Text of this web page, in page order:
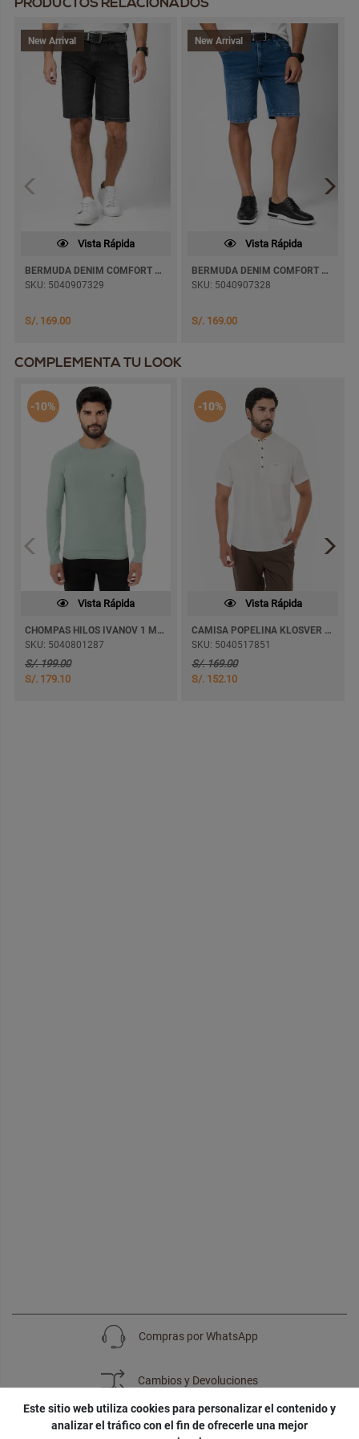
PRODUCTOS RELACIONADOS
New Arrival
Vista Rápida
BERMUDA DENIM COMFORT JAFHET
SKU: 5040907329
S/. 169.00
New Arrival
Vista Rápida
BERMUDA DENIM COMFORT JAFHET
SKU: 5040907328
S/. 169.00
COMPLEMENTA TU LOOK
-10%
Vista Rápida
CHOMPAS HILOS IVANOV 1 M/LARGA
SKU: 5040801287
S/. 199.00
S/. 179.10
-10%
Vista Rápida
CAMISA POPELINA KLOSVER M/CORTA
SKU: 5040517851
S/. 169.00
S/. 152.10
Compras por WhatsApp
Cambios y Devoluciones
Este sitio web utiliza cookies para personalizar el contenido y
analizar el tráfico con el fin de ofrecerle una mejor